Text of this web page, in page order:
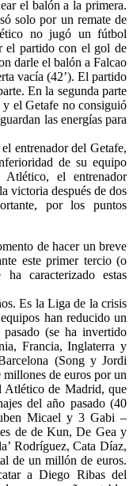
el balón a la primera.
solo por un remate de
no jugó un fútbol
el partido con el gol de
darle el balón a Falcao
vacía (42’). El partido
En la segunda parte
el Getafe no consiguió
las energías para
entrenador del Getafe,
de su equipo
el entrenador
victoria después de dos
por los puntos
de hacer un breve
este primer tercio (o
caracterizado estas
Es la Liga de la crisis
han reducido un
(se ha invertido
Francia, Inglaterra y
(Song y Jordi
de euros por un
Atlético de Madrid, que
del año pasado (40
Micael y 3 Gabi –
de de Kun, De Gea y
Rodríguez, Cata Díaz,
de un millón de euros.
a Diego Ribas del